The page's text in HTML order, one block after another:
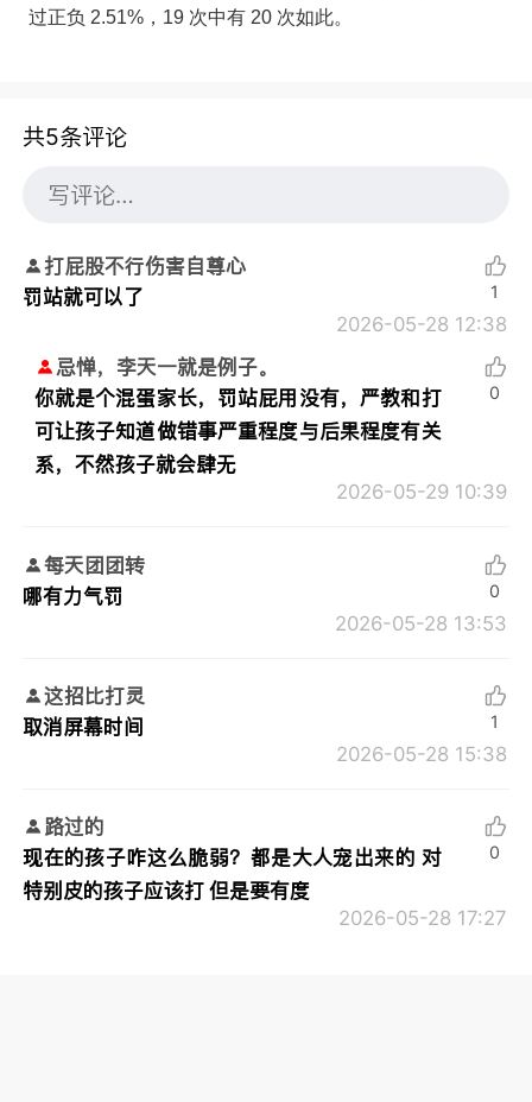
过正负 2.51%，19 次中有 20 次如此。
共5条评论
打屁股不行伤害自尊心
罚站就可以了
2026-05-28 12:38
1
忌惮，李天一就是例子。
你就是个混蛋家长，罚站屁用没有，严教和打
可让孩子知道做错事严重程度与后果程度有关
系，不然孩子就会肆无
2026-05-29 10:39
0
每天团团转
哪有力气罚
2026-05-28 13:53
0
这招比打灵
取消屏幕时间
2026-05-28 15:38
1
路过的
现在的孩子咋这么脆弱？都是大人宠出来的 对
特别皮的孩子应该打 但是要有度
2026-05-28 17:27
0